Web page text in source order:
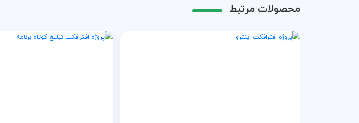
محصولات مرتبط